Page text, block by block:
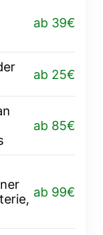
ab 39€
ab 25€
ab 85€
ab 99€